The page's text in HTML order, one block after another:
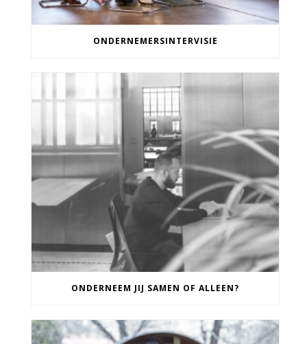
ONDERNEMERSINTERVISIE
ONDERNEEM JIJ SAMEN OF ALLEEN?